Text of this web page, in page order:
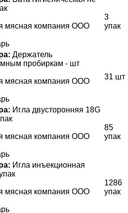
мясная компания ООО
3
упак
Держатель
пробиркам - шт
мясная компания ООО
31 шт
Игла двусторонняя 18G
мясная компания ООО
85
упак
Игла инъекционная
мясная компания ООО
1286
упак